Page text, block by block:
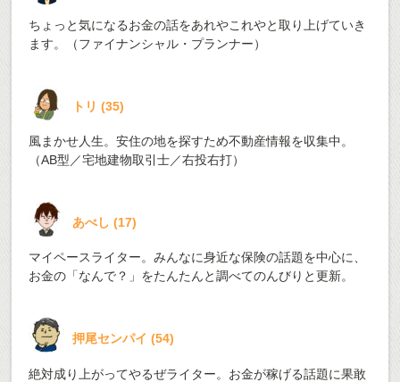
ちょっと気になるお金の話をあれやこれやと取り上げていき
ます。（ファイナンシャル・プランナー）
トリ(35)
風まかせ人生。安住の地を探すため不動産情報を収集中。
（AB型／宅地建物取引士／右投右打）
あべし(17)
マイペースライター。みんなに身近な保険の話題を中心に、
お金の「なんで？」をたんたんと調べてのんびりと更新。
押尾センパイ(54)
絶対成り上がってやるぜライター。お金が稼げる話題に果敢